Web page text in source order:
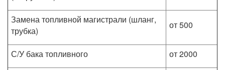
Замена топливной магистрали (шланг,
трубка)
от 500
С/У бака топливного
от 2000